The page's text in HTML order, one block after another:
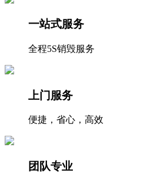
一站式服务
全程5S销毁服务
上门服务
便捷，省心，高效
团队专业